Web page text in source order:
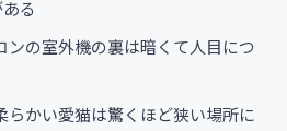
る
ンの室外機の裏は暗くて人目につ
らかい愛猫は驚くほど狭い場所に